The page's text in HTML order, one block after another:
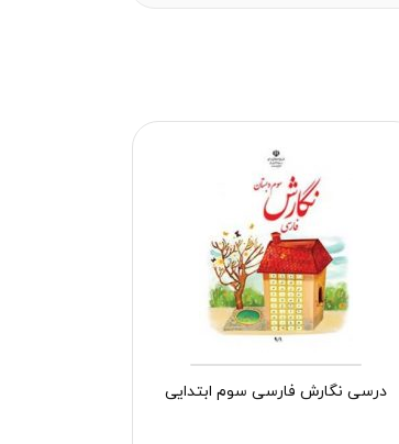
درسی نگارش فارسی سوم ابتدایی